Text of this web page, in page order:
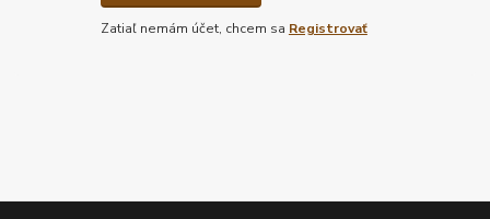
Zatiaľ nemám účet, chcem sa Registrovať